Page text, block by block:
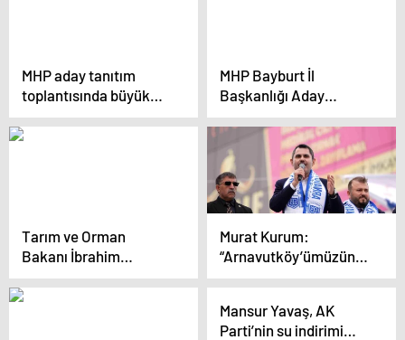
MHP aday tanıtım
toplantısında büyük
coşku
MHP Bayburt İl
Başkanlığı Aday
Tanıtım Toplantısı
Gerçekleştirildi
Tarım ve Orman
Bakanı İbrahim
Yumaklı: Türkiye
Yüzyılının İnşası İçin
Murat Kurum:
“Arnavutköy’ümüzün
derelerini tamamen
Mansur Yavaş, AK
Parti’nin su indirimi